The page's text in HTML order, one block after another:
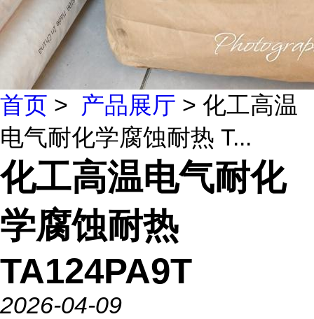
首页 > 产品展厅 > 化工高温
电气耐化学腐蚀耐热 T...
化工高温电气耐化
学腐蚀耐热
TA124PA9T
2026-04-09